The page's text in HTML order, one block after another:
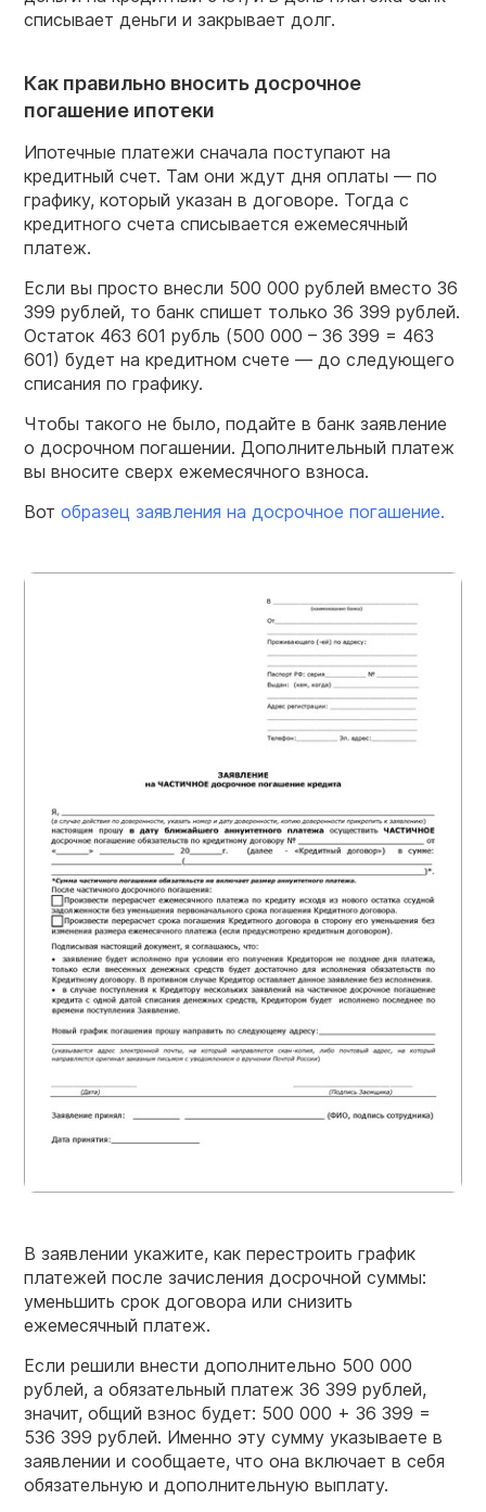
списывает деньги и закрывает долг.
Как правильно вносить досрочное
погашение ипотеки
Ипотечные платежи сначала поступают на
кредитный счет. Там они ждут дня оплаты — по
графику, который указан в договоре. Тогда с
кредитного счета списывается ежемесячный
платеж.
Если вы просто внесли 500 000 рублей вместо 36
399 рублей, то банк спишет только 36 399 рублей.
Остаток 463 601 рубль (500 000 – 36 399 = 463
601) будет на кредитном счете — до следующего
списания по графику.
Чтобы такого не было, подайте в банк заявление
о досрочном погашении. Дополнительный платеж
вы вносите сверх ежемесячного взноса.
Вот образец заявления на досрочное погашение.
В заявлении укажите, как перестроить график
платежей после зачисления досрочной суммы:
уменьшить срок договора или снизить
ежемесячный платеж.
Если решили внести дополнительно 500 000
рублей, а обязательный платеж 36 399 рублей,
значит, общий взнос будет: 500 000 + 36 399 =
536 399 рублей. Именно эту сумму указываете в
заявлении и сообщаете, что она включает в себя
обязательную и дополнительную выплату.